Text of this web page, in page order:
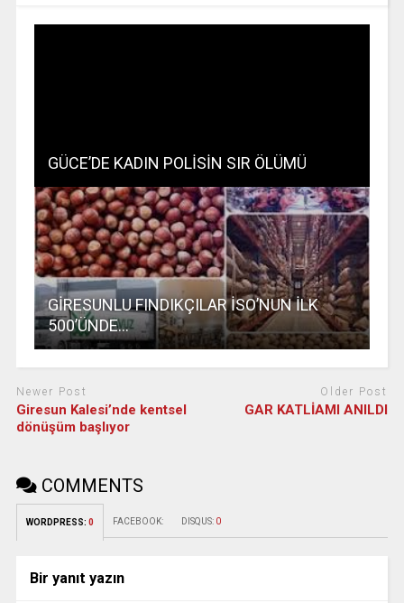
GÜCE’DE KADIN POLİSİN SIR ÖLÜMÜ
GİRESUNLU FINDIKÇILAR İSO’NUN İLK
500’ÜNDE…
Newer Post
Giresun Kalesi’nde kentsel
dönüşüm başlıyor
Older Post
GAR KATLİAMI ANILDI
COMMENTS
WORDPRESS: 0 FACEBOOK: DISQUS: 0
Bir yanıt yazın